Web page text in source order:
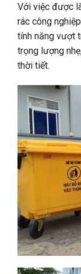
Với việc được
rác công
tính năng vượt
trọng lượng
thời tiết.